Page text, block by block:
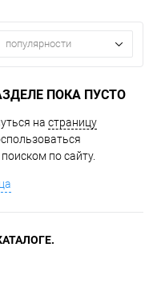
популярности
ПОКА ПУСТО
на страницу
по сайту.